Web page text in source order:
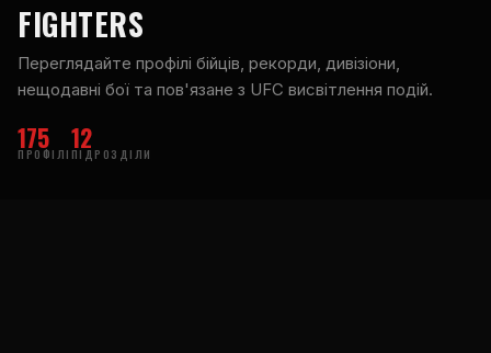
FIGHTERS
Переглядайте профілі бійців, рекорди, дивізіони,
нещодавні бої та пов'язане з UFC висвітлення подій.
175
ПРОФІЛІ 12
ПІДРОЗДІЛИ